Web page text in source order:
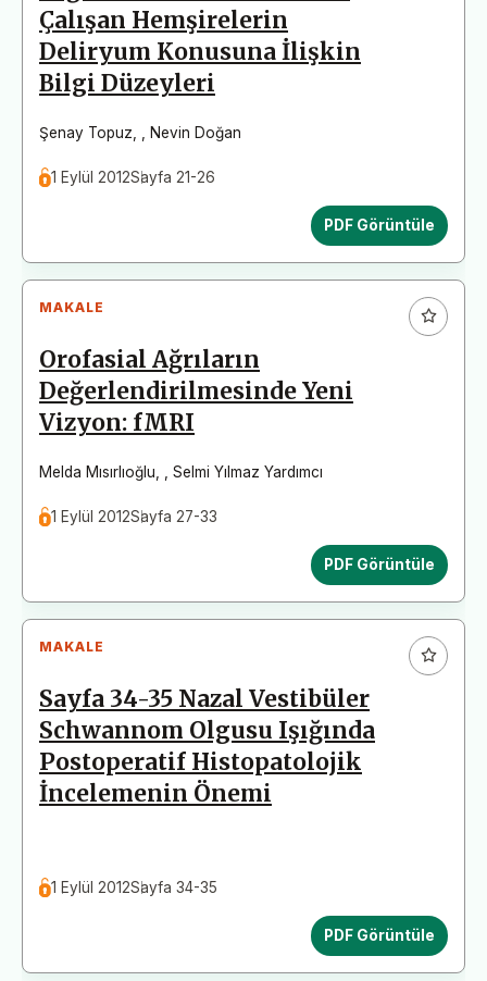
Çalışan Hemşirelerin
Deliryum Konusuna İlişkin
Bilgi Düzeyleri
Şenay Topuz Nevin Doğan
1 Eylül 2012Sayfa 21-26
PDF Görüntüle
MAKALE
Orofasial Ağrıların
Değerlendirilmesinde Yeni
Vizyon: fMRI
Melda Mısırlıoğlu Selmi Yılmaz Yardımcı
1 Eylül 2012Sayfa 27-33
PDF Görüntüle
MAKALE
Sayfa 34-35 Nazal Vestibüler
Schwannom Olgusu Işığında
Postoperatif Histopatolojik
İncelemenin Önemi
1 Eylül 2012Sayfa 34-35
PDF Görüntüle